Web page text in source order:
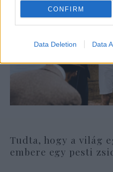
CONFIRM
Data Deletion Data
Tudta, hogy a világ
embere egy pesti